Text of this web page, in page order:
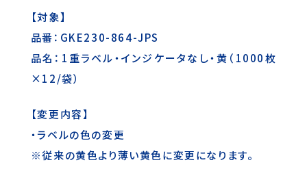
【対象】
品番：GKE230-864-JPS
品名：1重ラベル・インジケータなし・黄（1000枚
×12/袋）
【変更内容】
・ラベルの色の変更
※従来の黄色より薄い黄色に変更になります。